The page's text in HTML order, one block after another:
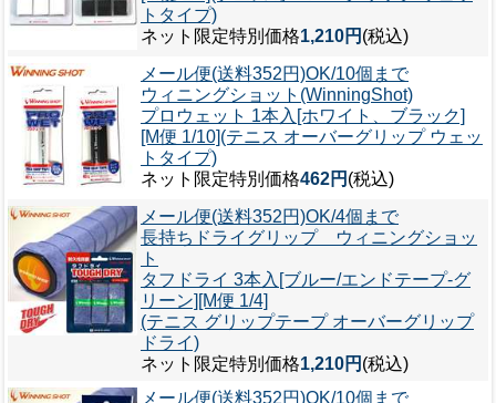
トタイプ)
ネット限定特別価格1,210円 (税込)
メール便(送料352円)OK/10個まで
ウィニングショット(WinningShot)
プロウェット 1本入[ホワイト、ブラック]
[M便 1/10](テニス オーバーグリップ ウェッ
トタイプ)
ネット限定特別価格462円 (税込)
メール便(送料352円)OK/4個まで
長持ちドライグリップ ウィニングショッ
ト
タフドライ 3本入[ブルー/エンドテープ-グ
リーン][M便 1/4]
(テニス グリップテープ オーバーグリップ
ドライ)
ネット限定特別価格1,210円 (税込)
メール便(送料352円)OK/10個まで